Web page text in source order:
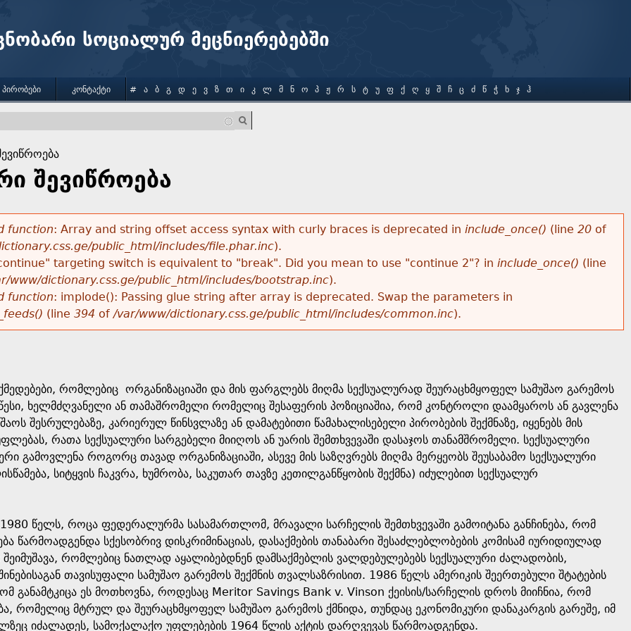
სოციალურ მეცნიერებებში
შევიწროება
function: Array and string offset access syntax with curly braces is deprecated in include_once() (line 20of
public_html/includes/file.phar.inc).
targeting switch is equivalent to "break". Did you mean to use "continue 2"? in include_once() (line
www/dictionary.css.ge/public_html/includes/bootstrap.inc).
function: implode(): Passing glue string after array is deprecated. Swap the parameters in
(line 394 of/var/www/dictionary.css.ge/public_html/includes/common.inc).
რომლებიც ორგანიზაციაში და მის ფარგლებს მიღმა სექსუალურად შეურაცხმყოფელ სამუშაო გარემოს
ხელმძღვანელი ან თამაშრომელი რომელიც შესაფერის პოზიციაშია, რომ კონტროლი დაამყაროს ან გავლენა
შესრულებაზე, კარიერულ წინსვლაზე ან დამატებითი წამახალისებელი პირობების შექმნაზე, იყენებს მის
რათა სექსუალური სარგებელი მიიღოს ან უარის შემთხვევაში დასაჯოს თანამშრომელი. სექსუალური
გამოვლენა როგორც თავად ორგანიზაციაში, ასევე მის საზღვრებს მიღმა მერყეობს შეუსაბამო სექსუალური
სიტყვის ჩაკვრა, ხუმრობა, საკუთარ თავზე კეთილგანწყობის შექმნა) იძულებით სექსუალურ
წელს, როცა ფედერალურმა სასამართლომ, მრავალი სარჩელის შემთხვევაში გამოიტანა განჩინება, რომ
წარმოადგენდა სქესობრივ დისკრიმინაციას, დასაქმების თანაბარი შესაძლებლობების კომისამ იურიდიულად
რომლებიც ნათლად აყალიბებდნენ დამსაქმებლის ვალდებულებებს სექსუალური ძალადობის,
თავისუფალი სამუშაო გარემოს შექმნის თვალსაზრისით. 1986 წელს ამერიკის შეერთებული შტატების
განამტკიცა ეს მოთხოვნა, როდესაც Meritor Savings Bank v. Vinson ქეისის/სარჩელის დროს მიიჩნია, რომ
რომელიც მტრულ და შეურაცხმყოფელ სამუშაო გარემოს ქმნიდა, თუნდაც ეკონომიკური დანაკარგის გარეშე, იმ
იძალადეს, სამოქალაქო უფლებების 1964 წლის აქტის დარღვევას წარმოადგენდა.
ᲞᲘᲠᲝᲑᲔᲑᲘ ᲙᲝᲜᲢᲐᲥᲢᲘ # Ა Ბ Გ Დ Ე Ვ Ზ Თ Ი Კ Ლ Მ Ნ Ო Პ Ჟ Რ Ს Ტ Უ Ფ Ქ Ღ Ყ Შ Ჩ Ც Ძ Წ Ჭ Ხ Ჯ Ჰ